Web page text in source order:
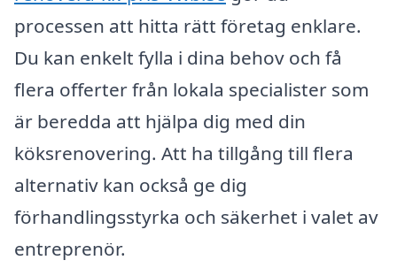
processen att hitta rätt företag enklare.
Du kan enkelt fylla i dina behov och få
flera offerter från lokala specialister som
är beredda att hjälpa dig med din
köksrenovering. Att ha tillgång till flera
alternativ kan också ge dig
förhandlingsstyrka och säkerhet i valet av
entreprenör.